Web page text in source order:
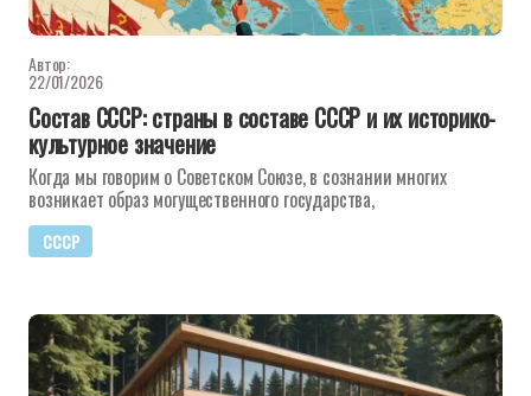
Автор:
22/01/2026
Состав СССР: страны в составе СССР и их историко-
культурное значение
Когда мы говорим о Советском Союзе, в сознании многих
возникает образ могущественного государства,
СССР